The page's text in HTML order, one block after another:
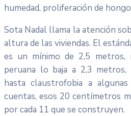
humedad, proliferación de
Sota Nadal llama la atención
altura de las viviendas. El
es un mínimo de 2,5 metros,
peruana lo baja a 2,3
hasta claustrofobia a algunas
cuentas, esos 20 centímetros
por cada 11 que se construyen.